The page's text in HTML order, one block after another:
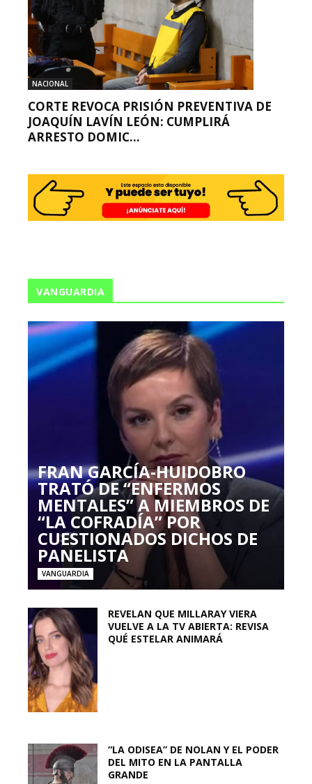
NACIONAL
CORTE REVOCA PRISIÓN PREVENTIVA DE
JOAQUÍN LAVÍN LEÓN: CUMPLIRÁ
ARRESTO DOMIC...
VANGUARDIA
FRAN GARCÍA-HUIDOBRO
TRATÓ DE “ENFERMOS
MENTALES” A MIEMBROS DE
“LA COFRADÍA” POR
CUESTIONADOS DICHOS DE
PANELISTA
VANGUARDIA
REVELAN QUE MILLARAY VIERA
VUELVE A LA TV ABIERTA: REVISA
QUÉ ESTELAR ANIMARÁ
“LA ODISEA” DE NOLAN Y EL PODER
DEL MITO EN LA PANTALLA
GRANDE